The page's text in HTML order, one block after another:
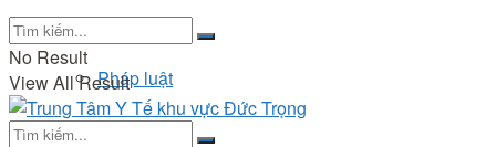
Xã hội
Pháp luật
No Result
View All Result